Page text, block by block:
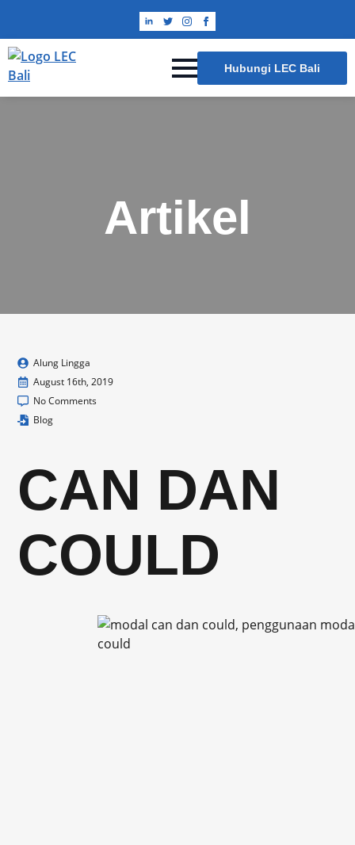
Hubungi LEC Bali
Artikel
Alung Lingga
August 16th, 2019
No Comments
Blog
CAN DAN
COULD